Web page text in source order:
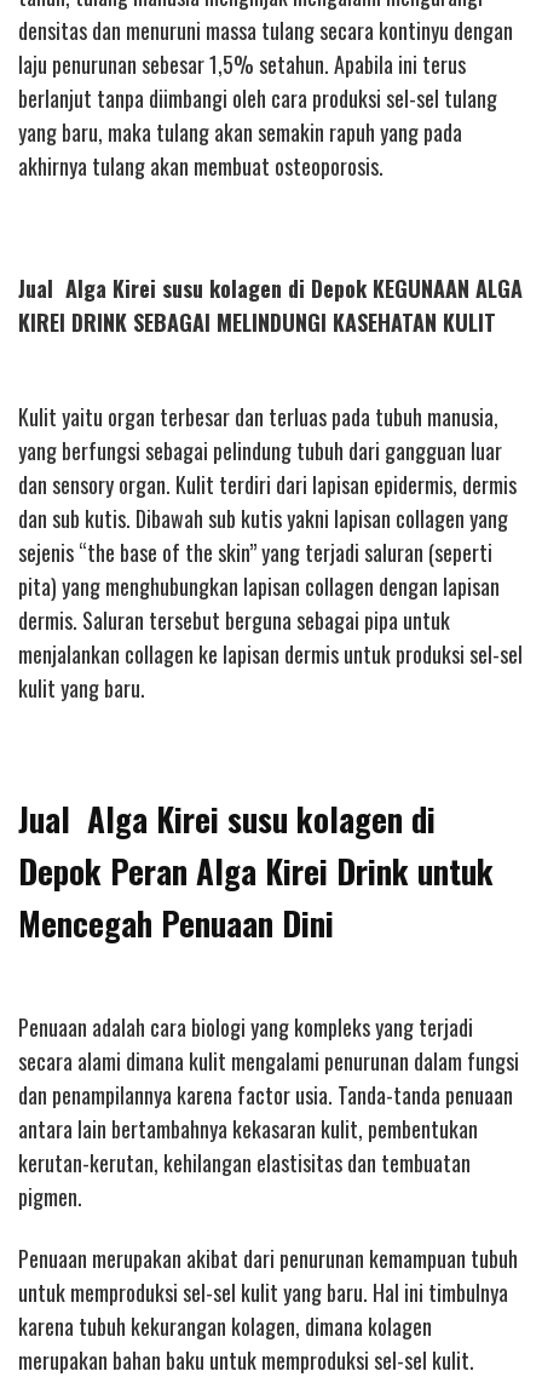
densitas dan menuruni massa tulang secara kontinyu dengan
laju penurunan sebesar 1,5% setahun. Apabila ini terus
berlanjut tanpa diimbangi oleh cara produksi sel-sel tulang
yang baru, maka tulang akan semakin rapuh yang pada
akhirnya tulang akan membuat osteoporosis.
Jual Alga Kirei susu kolagen di Depok KEGUNAAN ALGA
KIREI DRINK SEBAGAI MELINDUNGI KASEHATAN KULIT
Kulit yaitu organ terbesar dan terluas pada tubuh manusia,
yang berfungsi sebagai pelindung tubuh dari gangguan luar
dan sensory organ. Kulit terdiri dari lapisan epidermis, dermis
dan sub kutis. Dibawah sub kutis yakni lapisan collagen yang
sejenis “the base of the skin” yang terjadi saluran (seperti
pita) yang menghubungkan lapisan collagen dengan lapisan
dermis. Saluran tersebut berguna sebagai pipa untuk
menjalankan collagen ke lapisan dermis untuk produksi sel-sel
kulit yang baru.
Jual Alga Kirei susu kolagen di
Depok Peran Alga Kirei Drink untuk
Mencegah Penuaan Dini
Penuaan adalah cara biologi yang kompleks yang terjadi
secara alami dimana kulit mengalami penurunan dalam fungsi
dan penampilannya karena factor usia. Tanda-tanda penuaan
antara lain bertambahnya kekasaran kulit, pembentukan
kerutan-kerutan, kehilangan elastisitas dan tembuatan
pigmen.
Penuaan merupakan akibat dari penurunan kemampuan tubuh
untuk memproduksi sel-sel kulit yang baru. Hal ini timbulnya
karena tubuh kekurangan kolagen, dimana kolagen
merupakan bahan baku untuk memproduksi sel-sel kulit.